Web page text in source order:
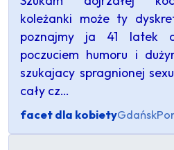
koleżanki może ty
poznajmy ja 41 latek
poczuciem humoru i
szukajacy spragnionej
cały cz…
facet dla kobietyGdańsk